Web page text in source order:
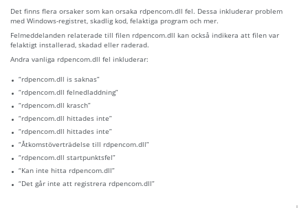
Det finns flera orsaker som kan orsaka rdpencom.dll fel. Dessa inkluderar problem
med Windows-registret, skadlig kod, felaktiga program och mer.
Felmeddelanden relaterade till filen rdpencom.dll kan också indikera att filen var
felaktigt installerad, skadad eller raderad.
Andra vanliga rdpencom.dll fel inkluderar:
“rdpencom.dll is saknas”
“rdpencom.dll felnedladdning”
“rdpencom.dll krasch”
“rdpencom.dll hittades inte”
“rdpencom.dll hittades inte”
“Åtkomstöverträdelse till rdpencom.dll”
“rdpencom.dll startpunktsfel”
“Kan inte hitta rdpencom.dll”
“Det går inte att registrera rdpencom.dll”